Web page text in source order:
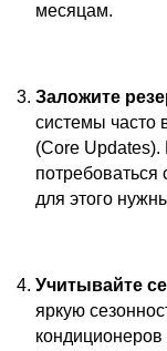
месяцам.
Заложите
системы часто
(Core Updates).
потребоваться
для этого
Учитывайте
яркую